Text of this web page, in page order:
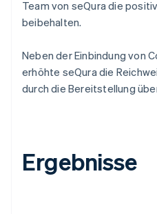
Team von seQura die
beibehalten.
Neben der Einbindung von
erhöhte seQura die
durch die Bereitstellung
Ergebnisse